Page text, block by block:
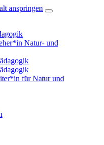
anspringen
Natur- und
für Natur und